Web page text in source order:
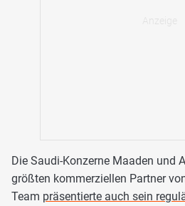
Die Saudi-Konzerne Maaden und
größten kommerziellen Partner
Team präsentierte auch sein